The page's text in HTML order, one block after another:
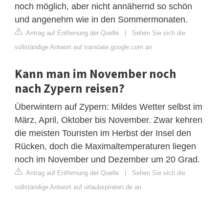
noch möglich, aber nicht annähernd so schön
und angenehm wie in den Sommermonaten.
Antrag auf Entfernung der Quelle | Sehen Sie sich die
vollständige Antwort auf translate.google.com an
Kann man im November noch
nach Zypern reisen?
Überwintern auf Zypern: Mildes Wetter selbst im
März, April, Oktober bis November. Zwar kehren
die meisten Touristen im Herbst der Insel den
Rücken, doch die Maximaltemperaturen liegen
noch im November und Dezember um 20 Grad.
Antrag auf Entfernung der Quelle | Sehen Sie sich die
vollständige Antwort auf urlaubspiraten.de an